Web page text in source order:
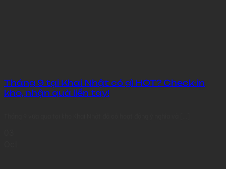
Tháng 9 tại Khai Nhật có gì HOT? Check-in
kho, nhận quà liền tay!